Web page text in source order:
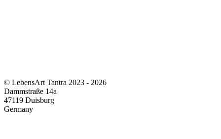
© LebensArt Tantra 2023 - 2026
Dammstraße 14a
47119 Duisburg
Germany